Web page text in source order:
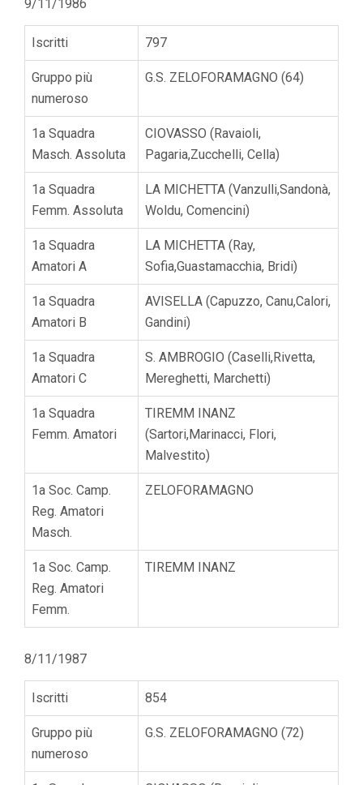
9/11/1986
Iscritti 797
Gruppo più
numeroso
G.S. ZELOFORAMAGNO (64)
1a Squadra
Masch. Assoluta
CIOVASSO (Ravaioli,
Pagaria,Zucchelli, Cella)
1a Squadra
Femm. Assoluta
LA MICHETTA (Vanzulli,Sandonà,
Woldu, Comencini)
1a Squadra
Amatori A
LA MICHETTA (Ray,
Sofia,Guastamacchia, Bridi)
1a Squadra
Amatori B
AVISELLA (Capuzzo, Canu,Calori,
Gandini)
1a Squadra
Amatori C
S. AMBROGIO (Caselli,Rivetta,
Mereghetti, Marchetti)
1a Squadra
Femm. Amatori
TIREMM INANZ
(Sartori,Marinacci, Flori,
Malvestito)
1a Soc. Camp.
Reg. Amatori
Masch.
ZELOFORAMAGNO
1a Soc. Camp.
Reg. Amatori
Femm.
TIREMM INANZ
8/11/1987
Iscritti 854
Gruppo più
numeroso
G.S. ZELOFORAMAGNO (72)